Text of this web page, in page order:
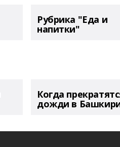
Рубрика "Еда и
напитки"
Когда
дожди в